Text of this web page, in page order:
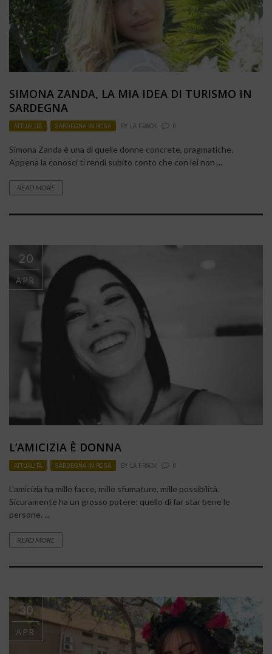
SIMONA ZANDA, LA MIA IDEA DI TURISMO IN
SARDEGNA
ATTUALITÀ , SARDEGNA IN ROSA BY LA FRACK 0
Simona Zanda è una di quelle donne concrete, pragmatiche.
Appena la conosci ti rendi subito conto che con lei non ...
READ MORE
20
APR
L’AMICIZIA È DONNA
ATTUALITÀ SARDEGNA IN ROSA BY LA FRACK 0
L’amicizia ha mille facce, mille sfumature, mille possibilità.
Sicuramente ha un grosso potere: quello di far star bene le
persone. ...
READ MORE
30
APR